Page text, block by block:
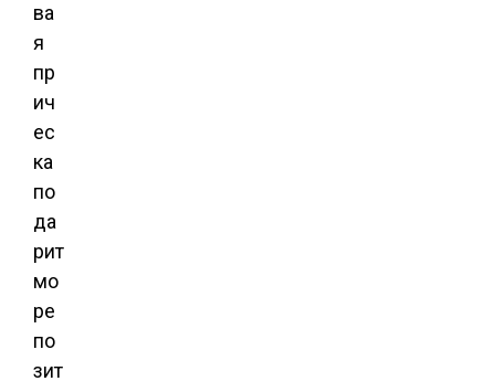
ва
я
пр
ич
ес
ка
по
да
рит
мо
ре
по
зит